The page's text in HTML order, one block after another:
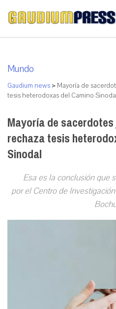
Mundo
Gaudium news > Mayoría de
tesis heterodoxas del Camino
Mayoría de
rechaza tesis
Sinodal
Esa es la conclusión que
por el Centro de